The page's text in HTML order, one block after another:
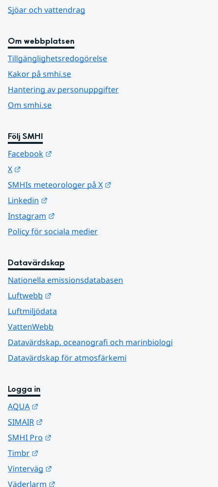
Sjöar och vattendrag
Om webbplatsen
Tillgänglighetsredogörelse
Kakor på smhi.se
Hantering av personuppgifter
Om smhi.se
Följ SMHI
Facebook
X
SMHIs meteorologer på X
Linkedin
Instagram
Policy för sociala medier
Datavärdskap
Nationella emissionsdatabasen
Luftwebb
Luftmiljödata
VattenWebb
Datavärdskap, oceanografi och marinbiologi
Datavärdskap för atmosfärkemi
Logga in
AQUA
SIMAIR
SMHI Pro
Timbr
Vinterväg
Väderlarm